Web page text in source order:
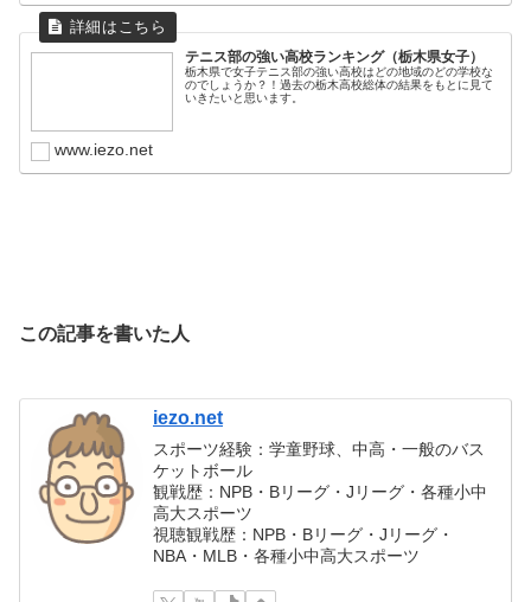
テニス部の強い高校ランキング（栃木県女子）
栃木県で女子テニス部の強い高校はどの地域のどの学校な
のでしょうか？！過去の栃木高校総体の結果をもとに見て
いきたいと思います。
www.iezo.net
この記事を書いた人
iezo.net
スポーツ経験：学童野球、中高・一般のバス
ケットボール
観戦歴：NPB・Bリーグ・Jリーグ・各種小中
高大スポーツ
視聴観戦歴：NPB・Bリーグ・Jリーグ・
NBA・MLB・各種小中高大スポーツ